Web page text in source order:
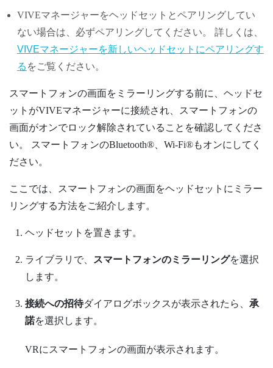
VIVEマネージャーをヘッドセットとペアリングしてい
ない場合は、必ずペアリングしてください。 詳しくは、
VIVEマネージャーを新しいヘッドセットにペアリングす
る をご覧ください。
スマートフォンの画面をミラーリングする前に、ヘッドセ
ットがVIVEマネージャーに接続され、スマートフォンの
画面がオンでロック解除されていることを確認してくださ
い。 スマートフォンのBluetooth® Wi‍-Fi®もオンにしてく
ださい。
ここでは、スマートフォンの画面をヘッドセットにミラー
リングする方法をご紹介します。
ヘッドセットを置きます。
ライブラリで、 スマートフォンのミラーリングを選択
します。
接続への招待ダイアログボックスが表示されたら、 承
諾を選択します。
VRにスマートフォンの画面が表示されます。